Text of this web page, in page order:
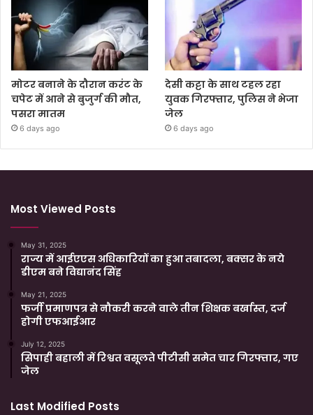
मोटर बनाने के दौरान करंट के
चपेट में आने से बुजुर्ग की मौत,
पसरा मातम
6 days ago
देसी कट्टा के साथ टहल रहा
युवक गिरफ्तार, पुलिस ने भेजा
जेल
6 days ago
Most Viewed Posts
May 31, 2025
राज्य में आईएएस अधिकारियों का हुआ तबादला, बक्सर के नये
डीएम बने विद्यानंद सिंह
May 21, 2025
फर्जी प्रमाणपत्र से नौकरी करने वाले तीन शिक्षक बर्खास्त, दर्ज
होगी एफआईआर
July 12, 2025
सिपाही बहाली में रिश्वत वसूलते पीटीसी समेत चार गिरफ्तार, गए
जेल
Last Modified Posts